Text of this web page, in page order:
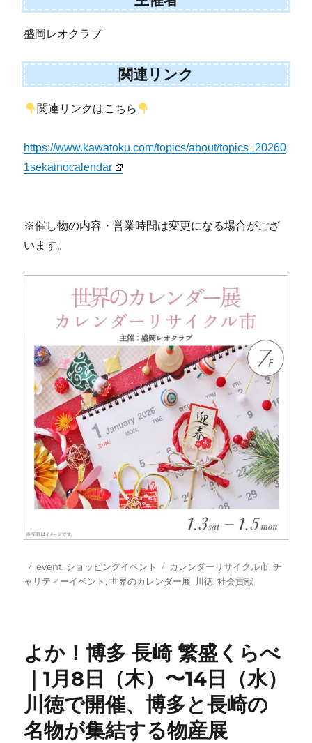
盛岡レオクラブ
関連リンク
関連リンクはこちら
https://www.kawatoku.com/topics/about/topics_20260
1sekainocalendar
※催し物の内容・営業時間は変更になる場合がござ
います。
投
稿
カ
テ
event, ショッピングイベント
タ
グ
カレンダーリサイクル市,チ
ャリティーイベント ,世界のカレンダー展, 川徳,社会貢献
よか！博多 長崎 繁盛くらべ
｜1月8日（木）〜14日（水）
川徳で開催、博多と長崎の
名物が集結する物産展